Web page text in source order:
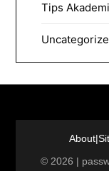
Tips
About|
© 2026 |